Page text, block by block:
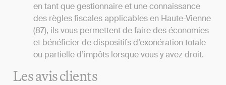
en tant que gestionnaire et une connaissance
des règles fiscales applicables en Haute-Vienne
(87), ils vous permettent de faire des économies
et bénéficier de dispositifs d’exonération totale
ou partielle d’impôts lorsque vous y avez droit.
Les avis clients